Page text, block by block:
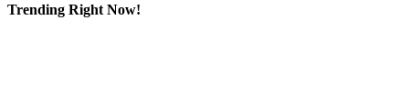
Trending Right Now!